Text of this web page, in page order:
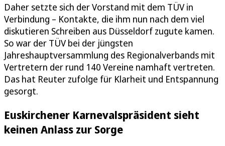
Daher setzte sich der Vorstand mit dem TÜV in
Verbindung – Kontakte, die ihm nun nach dem viel
diskutieren Schreiben aus Düsseldorf zugute kamen.
So war der TÜV bei der jüngsten
Jahreshauptversammlung des Regionalverbands mit
Vertretern der rund 140 Vereine namhaft vertreten.
Das hat Reuter zufolge für Klarheit und Entspannung
gesorgt.
Euskirchener Karnevalspräsident sieht
keinen Anlass zur Sorge